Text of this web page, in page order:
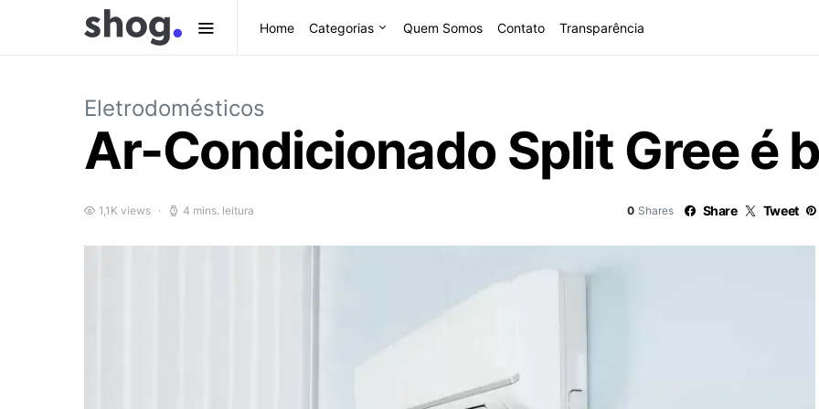
Home Categorias Quem Somos Contato Transparência
Eletrodomésticos
Ar-Condicionado Split Gree é
1,1K views 4 mins. leitura 0 Shares Share Tweet